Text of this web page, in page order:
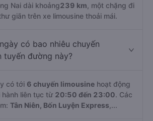
Nai dài khoảng239 km , một chặng đi
giãn trên xe limousine thoải mái.
có bao nhiêu chuyến
tuyến đường này?
có tới 6 chuyến limousine hoạt động
liên tục từ 20:50 đến 23:00. Các
Tân Niên, Bốn Luyện Express ,...